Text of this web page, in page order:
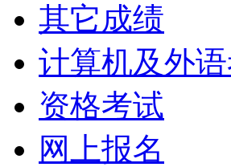
其它成绩
计算机及外
资格考试
网上报名